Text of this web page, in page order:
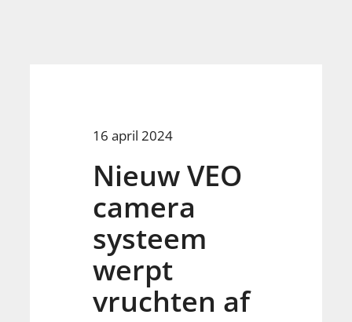
16 april 2024
Nieuw VEO
camera
systeem
werpt
vruchten af